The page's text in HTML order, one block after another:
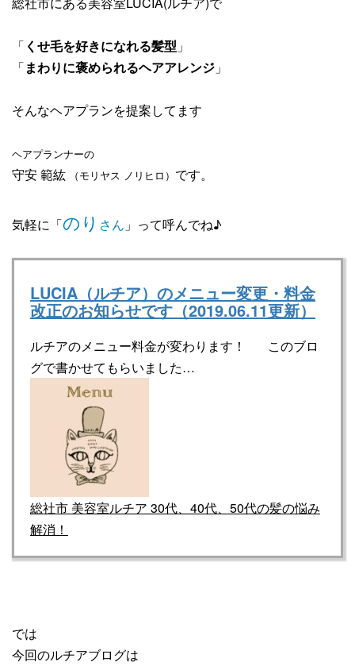
「 くせ毛を好きになれる髪型 」
「まわりに褒められるヘアアレンジ 」
そんなヘアプランを提案してます
ヘアプランナーの
守安 範紘 （モリヤス ノリヒロ） です。
気軽に「のり さん 」って呼んでね♪
LUCIA（ルチア）のメニュー変更・料金
改正のお知らせです（2019.06.11更新）
ルチアのメニュー料金が変わります！ このブロ
グで書かせてもらいました…
総社市 美容室ルチア 30代、40代、50代の髪の悩み
解消！
では
今回のルチアブログは